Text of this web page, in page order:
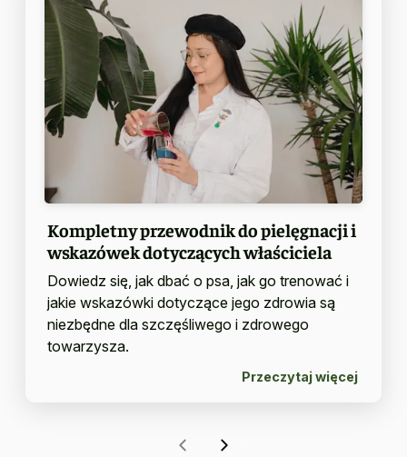
Kompletny przewodnik do pielęgnacji i
wskazówek dotyczących właściciela
Dowiedz się, jak dbać o psa, jak go trenować i
jakie wskazówki dotyczące jego zdrowia są
niezbędne dla szczęśliwego i zdrowego
towarzysza.
Przeczytaj więcej